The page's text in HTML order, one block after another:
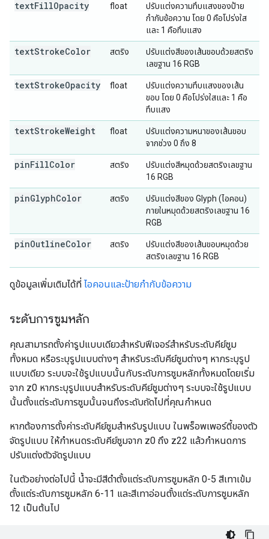
textFillOpacity float
ปรับแต่งความทึบแสงของป้าย
กำกับข้อความ โดย 0 คือโปร่งใส
และ 1 คือทึบแสง
textStrokeColor สตริง
ปรับแต่งสีของเส้นขอบด้วยสตริง
เลขฐาน 16 RGB
textStrokeOpacity float
ปรับแต่งความทึบแสงของเส้น
ขอบ โดย 0 คือโปร่งใสและ 1 คือ
ทึบแสง
textStrokeWeight float
ปรับแต่งความหนาของเส้นขอบ
จากช่วง 0 ถึง 8
pinFillColor สตริง
ปรับแต่งสีหมุดด้วยสตริงเลขฐาน
16 RGB
pinGlyphColor สตริง
ปรับแต่งสีของ Glyph (ไอคอน)
ภายในหมุดด้วยสตริงเลขฐาน 16
RGB
pinOutlineColor สตริง
ปรับแต่งสีของเส้นขอบหมุดด้วย
สตริงเลขฐาน 16 RGB
ดูข้อมูลเพิ่มเติมได้ที่ ไอคอนและป้ายกำกับข้อความ
ระดับการซูมหลัก
คุณสามารถตั้งค่ารูปแบบเดียวสำหรับฟีเจอร์สำหรับระดับคีย์ซูม
ทั้งหมด หรือระบุรูปแบบต่างๆ สำหรับระดับคีย์ซูมต่างๆ หากระบุรูป
แบบเดียว ระบบจะใช้รูปแบบนั้นกับระดับการซูมหลักทั้งหมดโดยเริ่ม
จาก z0 หากระบุรูปแบบสำหรับระดับคีย์ซูมต่างๆ ระบบจะใช้รูปแบบ
นั้นตั้งแต่ระดับการซูมนั้นจนถึงระดับถัดไปที่คุณกำหนด
หากต้องการตั้งค่าระดับคีย์ซูมสำหรับรูปแบบ ในพร็อพเพอร์ตี้ของตัว
จัดรูปแบบ ให้กำหนดระดับคีย์ซูมจาก z0 ถึง z22 แล้วกำหนดการ
ปรับแต่งตัวจัดรูปแบบ
ในตัวอย่างต่อไปนี้ น้ำจะมีสีดำตั้งแต่ระดับการซูมหลัก 0-5 สีเทาเข้ม
ตั้งแต่ระดับการซูมหลัก 6-11 และสีเทาอ่อนตั้งแต่ระดับการซูมหลัก
12 เป็นต้นไป